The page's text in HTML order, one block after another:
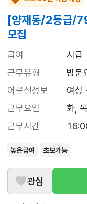
[양재동/2등급/
모집
급여
시급
근무유형
방문
어르신정보
여성
근무요일
화,
근무시간
높은급여 초보가능
관심